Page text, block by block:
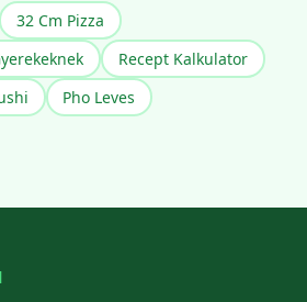
32 Cm Pizza
Recept Kalkulator
Pho Leves